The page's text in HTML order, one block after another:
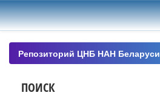
Skip
navigation
Репозиторий ЦНБ НАН Беларуси
ПОИСК